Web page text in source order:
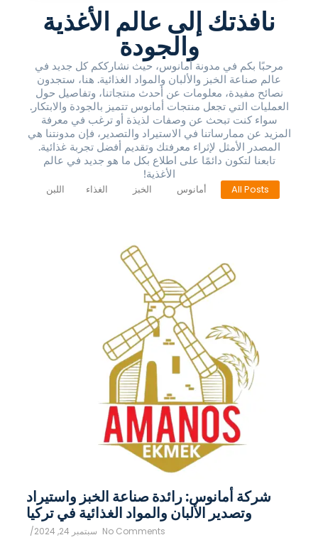
نافذتك إلى عالم الأغذية
والجودة
مرحبًا بكم في مدونة أمانوس، حيث نشارككم كل جديد في
عالم صناعة الخبز والألبان والمواد الغذائية. هنا، ستجدون
نصائح مفيدة، معلومات عن أحدث منتجاتنا، وتفاصيل حول
العمليات التي تجعل منتجات أمانوس تتميز بالجودة والابتكار.
سواء كنت تبحث عن وصفات لذيذة أو ترغب في معرفة
المزيد عن ممارساتنا في الاستيراد والتصدير، فإن مدونتنا هي
المصدر الأمثل لإثراء معرفتك وتقديم أفضل تجربة غذائية.
تابعنا لتكون دائمًا على اطلاع بكل ما هو جديد في عالم
الأغذية!
All Posts
أمانوس الخبز الغذاء اللبن
شركة أمانوس: رائدة صناعة الخبز واستيراد
وتصدير الألبان والمواد الغذائية في تركيا
سبتمبر 24, 2024 / No Comments